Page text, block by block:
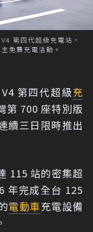
第四代超級充電站，
免費充電活動。
第四代超級充
第 700 座特別版
續三日限時推出
115 站的密集超
年完成全台 125
電動車充電設備